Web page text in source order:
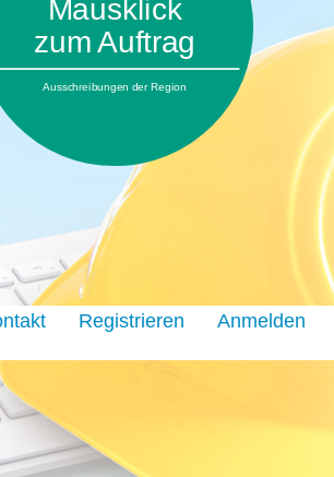
Mausklick
zum Auftrag
Ausschreibungen der Region
Registrieren Anmelden